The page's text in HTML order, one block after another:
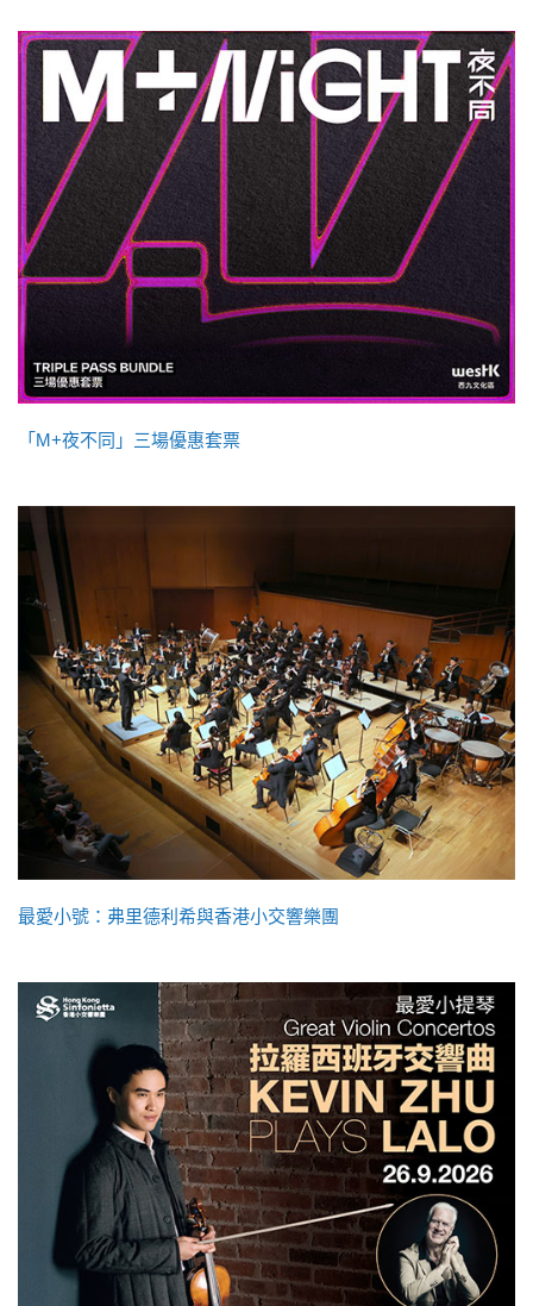
「M+夜不同」三場優惠套票
最愛小號：弗里德利希與香港小交響樂團